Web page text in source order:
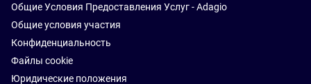
Общие Условия Предоставления Услуг - Adagio
Общие условия участия
Конфиденциальность
Файлы cookie
Юридические положения